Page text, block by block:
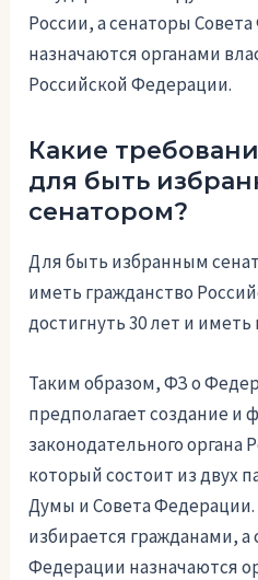
России, а сенаторы
назначаются органами
Российской Федерации.
Какие
для быть
сенатором?
Для быть избранным
иметь гражданство
достигнуть 30 лет и иметь
Таким образом, ФЗ о
предполагает создание и
законодательного
который состоит из двух
Думы и Совета Федерации.
избирается гражданами, а
Федерации назначаются